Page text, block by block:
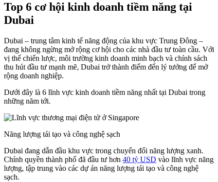
Top 6 cơ hội kinh doanh tiềm năng tại
Dubai
Dubai – trung tâm kinh tế năng động của khu vực Trung Đông –
đang không ngừng mở rộng cơ hội cho các nhà đầu tư toàn cầu. Với
vị thế chiến lược, môi trường kinh doanh minh bạch và chính sách
thu hút đầu tư mạnh mẽ, Dubai trở thành điểm đến lý tưởng để mở
rộng doanh nghiệp.
Dưới đây là 6 lĩnh vực kinh doanh tiềm năng nhất tại Dubai trong
những năm tới.
Năng lượng tái tạo và công nghệ sạch
Dubai đang dẫn đầu khu vực trong chuyển đổi năng lượng xanh.
Chính quyền thành phố đã đầu tư hơn 40 tỷ USD vào lĩnh vực năng
lượng, tập trung vào các dự án năng lượng tái tạo và công nghệ
sạch.